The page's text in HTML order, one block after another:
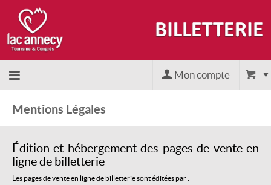
Accueil
Site
Mon compte
Mentions Légales
Édition et hébergement des pages de vente en
ligne de billetterie
Les pages de vente en ligne de billetterie sont éditées par :